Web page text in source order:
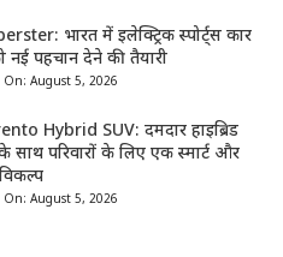
भारत में इलेक्ट्रिक स्पोर्ट्स कार
नई पहचान देने की तैयारी
On: August 5, 2026
Hybrid SUV: दमदार हाइब्रिड
साथ परिवारों के लिए एक स्मार्ट और
On: August 5, 2026